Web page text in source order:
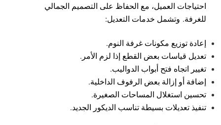
احتياجات العميل، مع الحفاظ على التصميم الجمالي
للغرفة. وتشمل خدمات التعديل:
إعادة توزيع مكونات غرفة النوم.
تعديل قياسات بعض القطع إذا لزم الأمر.
تغيير اتجاه فتح أبواب الدواليب.
إضافة أو إزالة بعض الرفوف الداخلية.
تحسين استغلال المساحات الصغيرة.
تنفيذ تعديلات بسيطة تناسب الديكور الجديد.